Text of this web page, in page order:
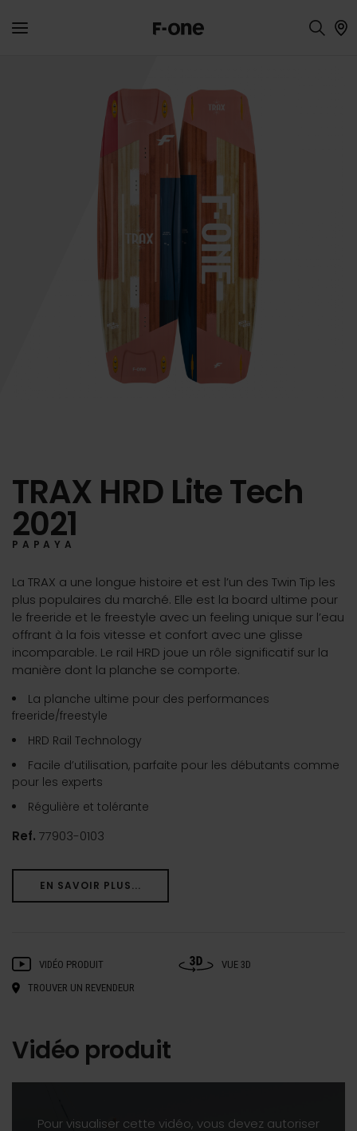
TRAX HRD Lite Tech
2021
PAPAYA
La TRAX a une longue histoire et est l’un des Twin Tip les
plus populaires du marché. Elle est la board ultime pour
le freeride et le freestyle avec un feeling unique sur l’eau
offrant à la fois vitesse et confort avec une glisse
incomparable. Le rail HRD joue un rôle significatif sur la
manière dont la planche se comporte.
La planche ultime pour des performances
freeride/freestyle
HRD Rail Technology
Facile d’utilisation, parfaite pour les débutants comme
pour les experts
Régulière et tolérante
Ref. 77903-0103
EN SAVOIR PLUS...
VIDÉO PRODUIT
VUE 3D
TROUVER UN REVENDEUR
Vidéo produit
Pour visualiser cette vidéo, vous devez autoriser